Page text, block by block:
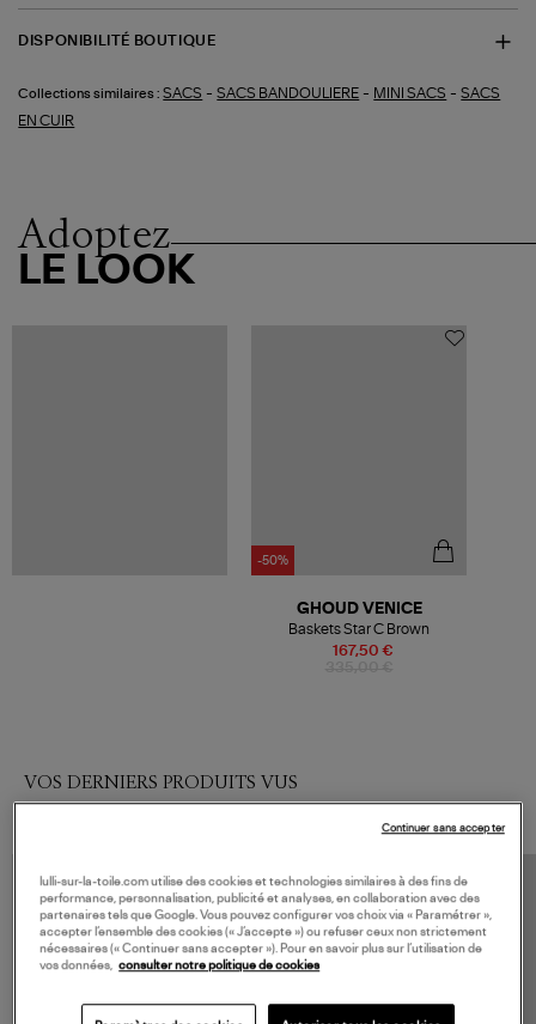
DISPONIBILITÉ BOUTIQUE
Collections similaires : SACS -SACS BANDOULIERE - MINI SACS -SACS
EN CUIR
Adoptez
LE LOOK
-50%
167,50 €
GHOUD VENICE
Baskets Star C Brown
VOS DERNIERS PRODUITS VUS
lulli-sur-la-toile.com utilise des cookies et technologies similaires à des fins de
performance, personnalisation, publicité et analyses, en collaboration avec des
partenaires tels que Google. Vous pouvez configurer vos choix via « Paramétrer »,
accepter l’ensemble des cookies (« J’accepte ») ou refuser ceux non strictement
nécessaires (« Continuer sans accepter »). Pour en savoir plus sur l’utilisation de
vos données, consulter notre politique de cookies
Continuer sans accepter